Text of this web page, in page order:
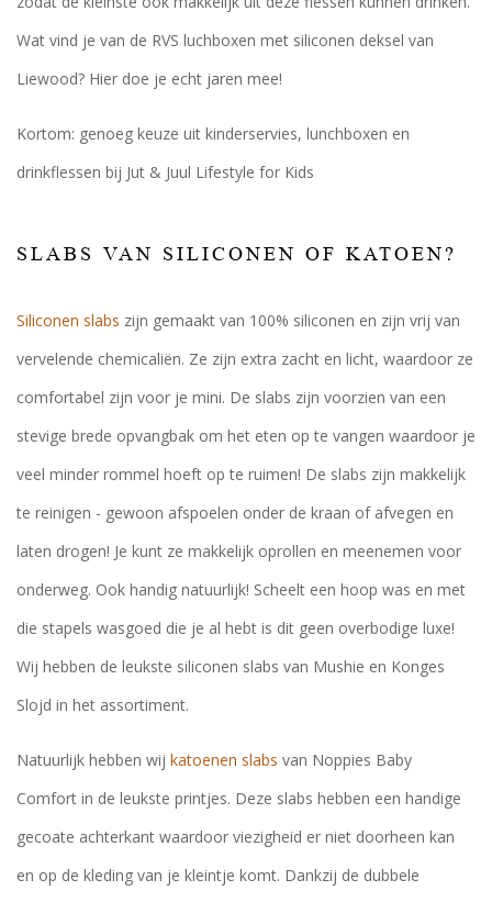
Wat vind je van de RVS luchboxen met siliconen deksel van
Liewood? Hier doe je echt jaren mee!
Kortom: genoeg keuze uit kinderservies, lunchboxen en
drinkflessen bij Jut & Juul Lifestyle for Kids
SLABS VAN SILICONEN OF KATOEN?
Siliconen slabs zijn gemaakt van 100% siliconen en zijn vrij van
vervelende chemicaliën. Ze zijn extra zacht en licht, waardoor ze
comfortabel zijn voor je mini. De slabs zijn voorzien van een
stevige brede opvangbak om het eten op te vangen waardoor je
veel minder rommel hoeft op te ruimen! De slabs zijn makkelijk
te reinigen - gewoon afspoelen onder de kraan of afvegen en
laten drogen! Je kunt ze makkelijk oprollen en meenemen voor
onderweg. Ook handig natuurlijk! Scheelt een hoop was en met
die stapels wasgoed die je al hebt is dit geen overbodige luxe!
Wij hebben de leukste siliconen slabs van Mushie en Konges
Slojd in het assortiment.
Natuurlijk hebben wij katoenen slabs van Noppies Baby
Comfort in de leukste printjes. Deze slabs hebben een handige
gecoate achterkant waardoor viezigheid er niet doorheen kan
en op de kleding van je kleintje komt. Dankzij de dubbele